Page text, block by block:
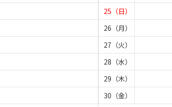
25（日）
26（月）
27（火）
28（水）
29（木）
30（金）